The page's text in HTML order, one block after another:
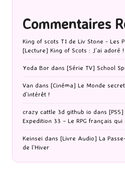
Commentaires
King of scots T1 de Liv Stone - Les
[Lecture] King of Scots : J’ai adoré !
Yoda Bor dans [Série TV] School
Van dans [Cinéma] Le Monde
d’intérêt !
crazy cattle 3d github io dans
Expedition 33 – Le RPG français
Keinsei dans [Livre Audio] La
de l’Hiver